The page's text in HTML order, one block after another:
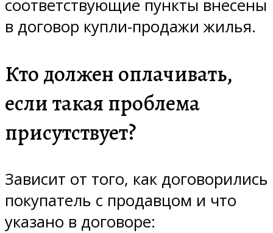
соответствующие пункты внесены
в договор купли-продажи жилья.
Кто должен оплачивать,
если такая проблема
присутствует?
Зависит от того, как договорились
покупатель с продавцом и что
указано в договоре: